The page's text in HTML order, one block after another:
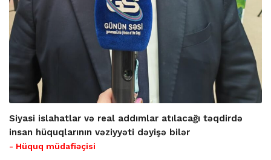
Siyasi islahatlar və real addımlar atılacağı təqdirdə
insan hüquqlarının vəziyyəti dəyişə bilər
- Hüquq müdafiəçisi